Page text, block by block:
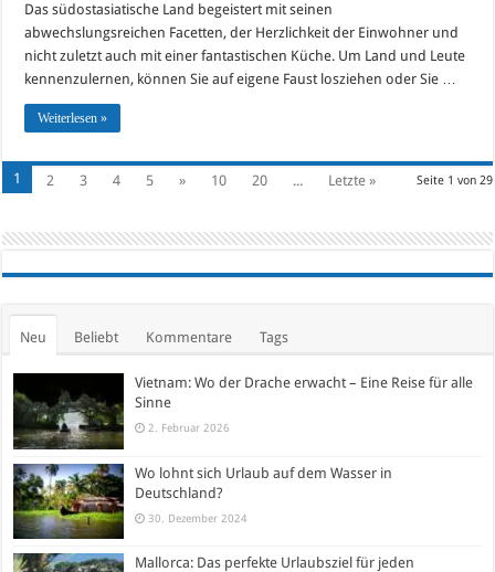
Das südostasiatische Land begeistert mit seinen
abwechslungsreichen Facetten, der Herzlichkeit der Einwohner und
nicht zuletzt auch mit einer fantastischen Küche. Um Land und Leute
kennenzulernen, können Sie auf eigene Faust losziehen oder Sie …
Weiterlesen »
Seite 1 von 29
1 2 3 4 5 » 10 20 ... Letzte »
Neu Beliebt Kommentare Tags
Vietnam: Wo der Drache erwacht – Eine Reise für alle
Sinne
2. Februar 2026
Wo lohnt sich Urlaub auf dem Wasser in
Deutschland?
30. Dezember 2024
Mallorca: Das perfekte Urlaubsziel für jeden